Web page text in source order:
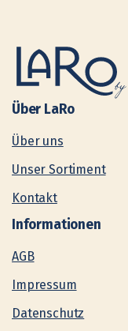
Über LaRo
Über uns
Unser Sortiment
Kontakt
Informationen
AGB
Impressum
Datenschutz